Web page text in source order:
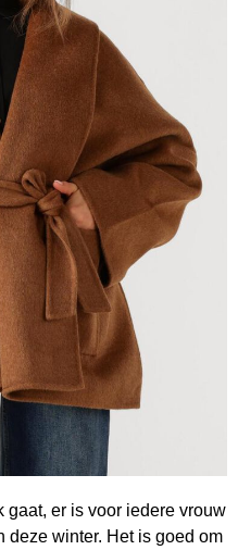
gaat, er is voor iedere vrouw
deze winter. Het is goed om